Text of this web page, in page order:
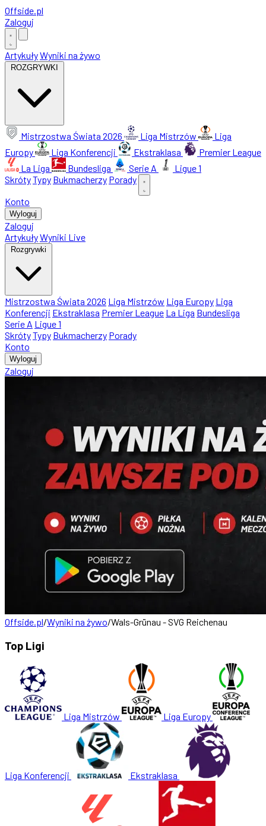
Offside.pl
Zaloguj
ArtykułyWyniki na żywo
ROZGRYWKI
Mistrzostwa Świata 2026 Liga Mistrzów
Liga
Europy
Liga Konferencji Ekstraklasa
Premier League
La Liga
Bundesliga Serie A
Ligue 1
SkrótyTypy Bukmacherzy Porady
Konto
Wyloguj
Zaloguj
ArtykułyWyniki Live
Rozgrywki
Mistrzostwa Świata 2026 Liga Mistrzów Liga Europy Liga
Konferencji Ekstraklasa Premier League La Liga Bundesliga
Serie A Ligue 1
SkrótyTypy Bukmacherzy Porady
Konto
Wyloguj
Zaloguj
Offside.pl/Wyniki na żywo/Wals-Grünau - SVG Reichenau
Top Ligi
Liga Mistrzów Liga Europy
Liga Konferencji Ekstraklasa